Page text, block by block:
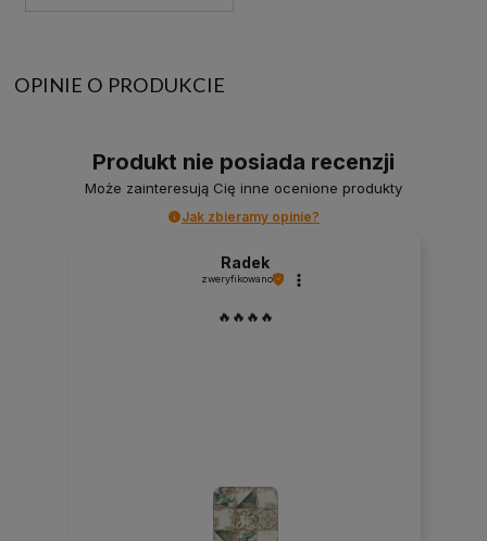
OPINIE O PRODUKCIE
Produkt nie posiada recenzji
Może zainteresują Cię inne ocenione produkty
Jak zbieramy opinie?
Radek
zweryfikowano
🔥🔥🔥🔥